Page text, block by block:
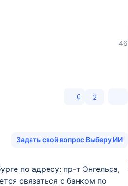
46
0 2
Задать свой вопрос Выберу ИИ
по адресу: пр-т Энгельса,
связаться с банком по